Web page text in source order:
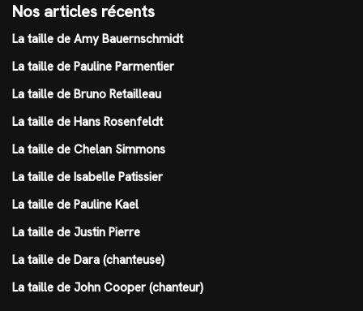
Nos articles récents
La taille de Amy Bauernschmidt
La taille de Pauline Parmentier
La taille de Bruno Retailleau
La taille de Hans Rosenfeldt
La taille de Chelan Simmons
La taille de Isabelle Patissier
La taille de Pauline Kael
La taille de Justin Pierre
La taille de Dara (chanteuse)
La taille de John Cooper (chanteur)